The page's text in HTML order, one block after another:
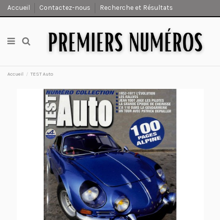
Accueil Contactez-nous Recherche et Résultats
Accueil TEST Auto